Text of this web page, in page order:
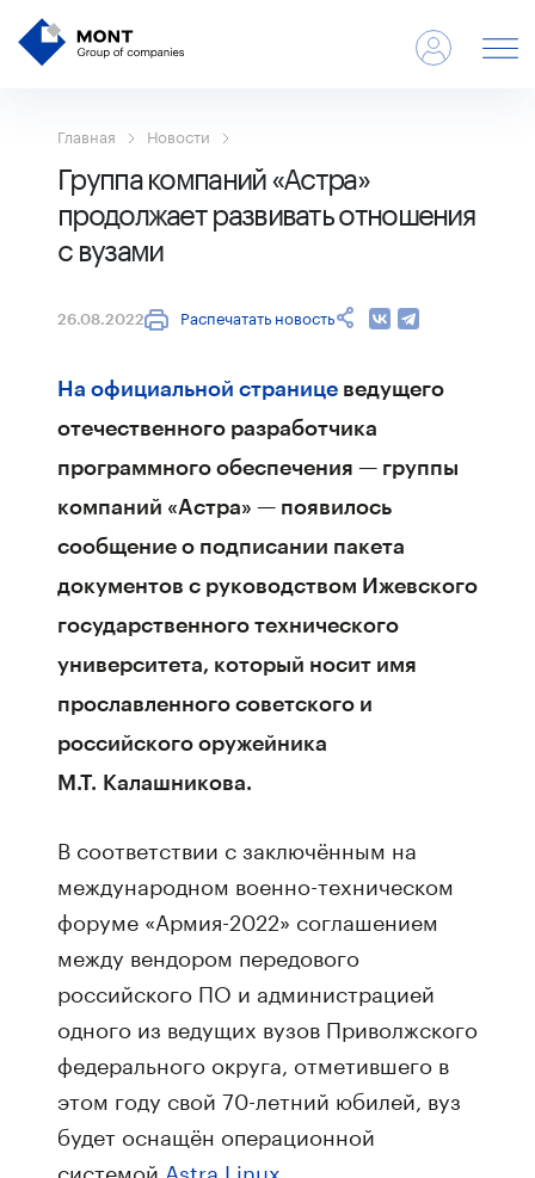
Главная Новости
Группа компаний «Астра»
продолжает развивать отношения
с вузами
26.08.2022 Распечатать новость
На официальной странице ведущего
отечественного разработчика
программного обеспечения — группы
компаний «Астра» — появилось
сообщение о подписании пакета
документов с руководством Ижевского
государственного технического
университета, который носит имя
прославленного советского и
российского оружейника
М.Т. Калашникова.
В соответствии с заключённым на
международном военно-техническом
форуме «Армия-2022» соглашением
между вендором передового
российского ПО и администрацией
одного из ведущих вузов Приволжского
федерального округа, отметившего в
этом году свой 70-летний юбилей, вуз
будет оснащён операционной
системой Astra Linux